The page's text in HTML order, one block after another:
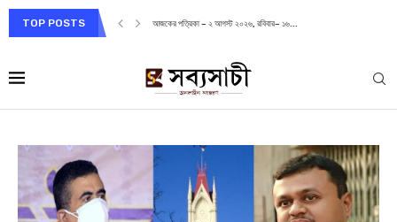
TOP POSTS আজকের পত্রিকা – ২ আগস্ট ২০২৬, রবিবার– ১৬...